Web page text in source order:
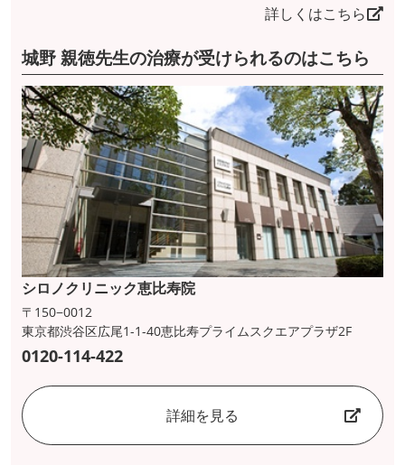
詳しくはこちら
城野 親徳先生の治療が受けられるのはこちら
シロノクリニック恵比寿院
〒150−0012
東京都渋谷区広尾1-1-40恵比寿プライムスクエアプラザ2F
0120-114-422
詳細を見る